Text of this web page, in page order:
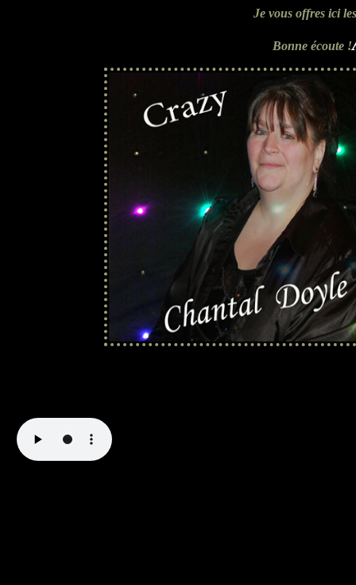
Je vous offres ici
Bonne écoute !